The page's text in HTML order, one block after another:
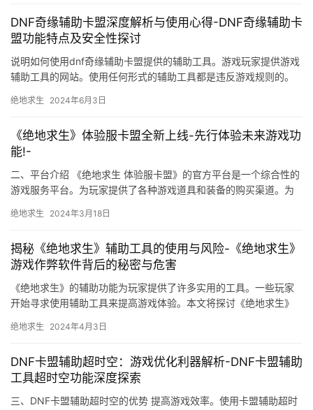
DNF奇缘辅助卡盟深度解析与使用心得-DNF奇缘辅助卡
盟功能特点及安全性探讨
说明如何使用dnf奇缘辅助卡盟提供的辅助工具。游戏玩家提供游戏
辅助工具的网站。使用任何形式的辅助工具都是违反游戏规则的。
绝地求生 2024年6月3日
《绝地求生》体验服卡盟全新上线-先行体验未来游戏功
能!-
二、平台介绍 《绝地求生 体验服卡盟》的官方平台是一个综合性的
游戏服务平台。为玩家提供了各种游戏道具和装备的购买渠道。为
绝地求生 2024年3月18日
揭秘《绝地求生》辅助工具的使用与风险-《绝地求生》
游戏作弊软件背后的秘密与危害
《绝地求生》的辅助功能为玩家提供了许多实用的工具。一些玩家
开始寻求使用辅助工具来提高游戏体验。本文将探讨《绝地求生》
绝地求生 2024年4月3日
DNF卡盟辅助超时空：游戏优化利器解析-DNF卡盟辅助
工具超时空功能深度探索
三、DNF卡盟辅助超时空的优势 提高游戏效率。使用卡盟辅助超时